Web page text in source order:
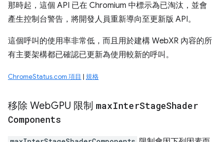
那時起，這個 API 已在 Chromium 中標示為已淘汰，並會
產生控制台警告，將開發人員重新導向至更新版 API。
這個呼叫的使用率非常低，而且用於建構 WebXR 內容的所
有主要架構都已確認已更新為使用較新的呼叫。
ChromeStatus.com 項目 | 規格
移除 WebGPU 限制 maxInterStageShader
Components